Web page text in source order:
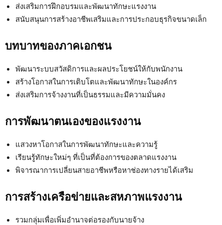
ส่งเสริมการฝึกอบรมและพัฒนาทักษะแรงงาน
สนับสนุนการสร้างอาชีพเสริมและการประกอบธุรกิจขนาดเล็ก
บทบาทของภาคเอกชน
พัฒนาระบบสวัสดิการและผลประโยชน์ให้กับพนักงาน
สร้างโอกาสในการเติบโตและพัฒนาทักษะในองค์กร
ส่งเสริมการจ้างงานที่เป็นธรรมและมีความมั่นคง
การพัฒนาตนเองของแรงงาน
แสวงหาโอกาสในการพัฒนาทักษะและความรู้
เรียนรู้ทักษะใหม่ๆ ที่เป็นที่ต้องการของตลาดแรงงาน
พิจารณาการเปลี่ยนสายอาชีพหรือหาช่องทางรายได้เสริม
การสร้างเครือข่ายและสหภาพแรงงาน
รวมกลุ่มเพื่อเพิ่มอำนาจต่อรองกับนายจ้าง